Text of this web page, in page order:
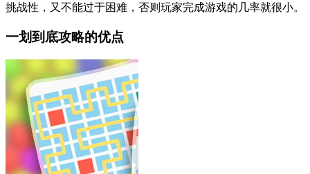
挑战性，又不能过于困难，否则玩家完成游戏的几率就很小。
一划到底攻略的优点